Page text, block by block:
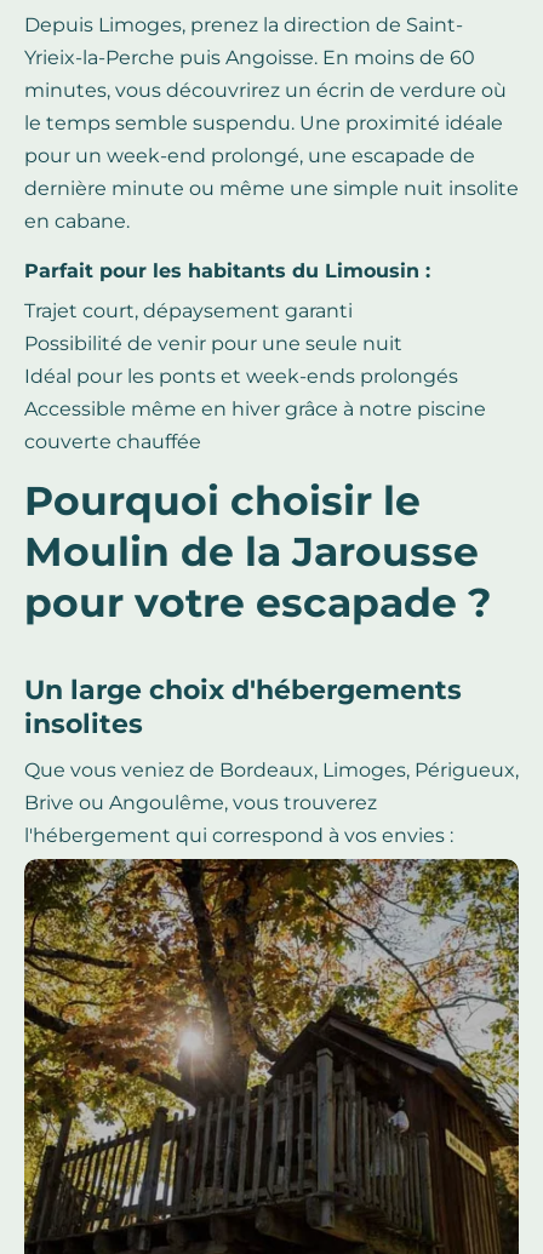
Depuis Limoges, prenez la direction de Saint-
Yrieix-la-Perche puis Angoisse. En moins de 60
minutes, vous découvrirez un écrin de verdure où
le temps semble suspendu. Une proximité idéale
pour un week-end prolongé, une escapade de
dernière minute ou même une simple nuit insolite
en cabane.
Parfait pour les habitants du Limousin :
Trajet court, dépaysement garanti
Possibilité de venir pour une seule nuit
Idéal pour les ponts et week-ends prolongés
Accessible même en hiver grâce à notre piscine
couverte chauffée
Pourquoi choisir le
Moulin de la Jarousse
pour votre escapade ?
Un large choix d'hébergements
insolites
Que vous veniez de Bordeaux, Limoges, Périgueux,
Brive ou Angoulême, vous trouverez
l'hébergement qui correspond à vos envies :